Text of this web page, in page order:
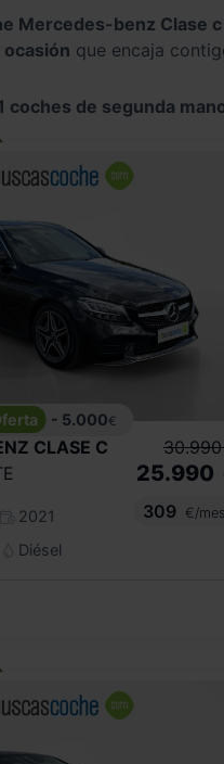
Mercedes-benz Clase
ocasión que encaja
coches de segunda
- 5.000€
CLASE C
2021
Diésel
30.990
25.990
309
€/mes